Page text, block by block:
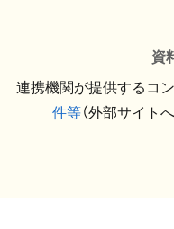
資
連携機関が提供するコン
件等（外部サイト